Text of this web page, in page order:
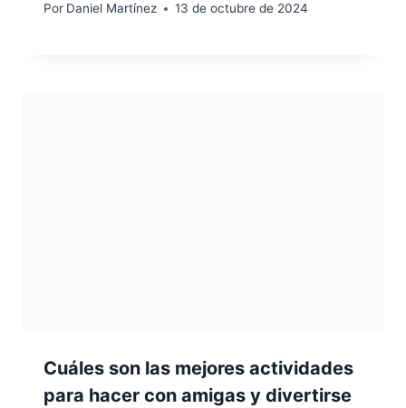
Por Daniel Martínez 13 de octubre de 2024
Cuáles son las mejores actividades
para hacer con amigas y divertirse